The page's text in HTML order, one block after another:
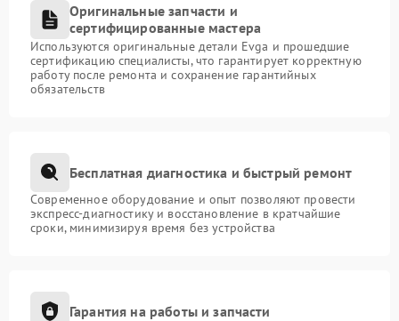
Оригинальные запчасти и
сертифицированные мастера
Используются оригинальные детали Evga и прошедшие
сертификацию специалисты, что гарантирует корректную
работу после ремонта и сохранение гарантийных
обязательств
Бесплатная диагностика и быстрый ремонт
Современное оборудование и опыт позволяют провести
экспресс-диагностику и восстановление в кратчайшие
сроки, минимизируя время без устройства
Гарантия на работы и запчасти